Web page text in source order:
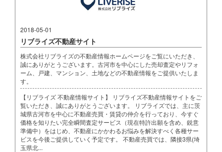
2018-05-01
リブライズ不動産サイト
株式会社リブライズの不動産情報ホームページをご覧にいただき、
誠にありがとうございます。古河市を中心にした売却査定やリフォ
ーム、戸建、マンション、土地などの不動産情報をご提供いたしま
す。
【リブライズ 不動産情報サイト】 リブライズ不動産情報サイトをご
覧いただき、誠にありがとうございます。 リブライズでは、主に茨
城県古河市を中心に不動産売買・賃貸の仲介を行っており、今すぐ
価格を知りたい完全瞬間査定サービス（現在特許出願を含め、鋭意
準備中）をはじめ、不動産にかかわるお悩みを解決すべく各種サー
ビスを今後ご提供していく予定です。 不動産売買では、隣接3県(埼
玉県北...